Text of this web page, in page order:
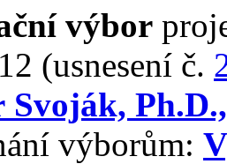
výbor
(usnesení č.
Svoják,
výborům: